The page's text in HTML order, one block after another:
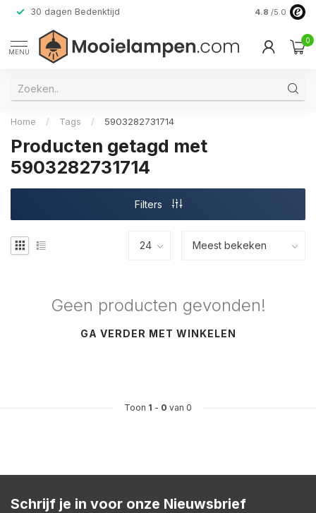
30 dagen Bedenktijd Verzending
4.8 /5.0
MENU
0
Home / Tags / 5903282731714
Producten getagd met
5903282731714
Filters
Geen producten gevonden!
GA VERDER MET WINKELEN
Toon 1 - 0 van 0
Schrijf je in voor onze Nieuwsbrief